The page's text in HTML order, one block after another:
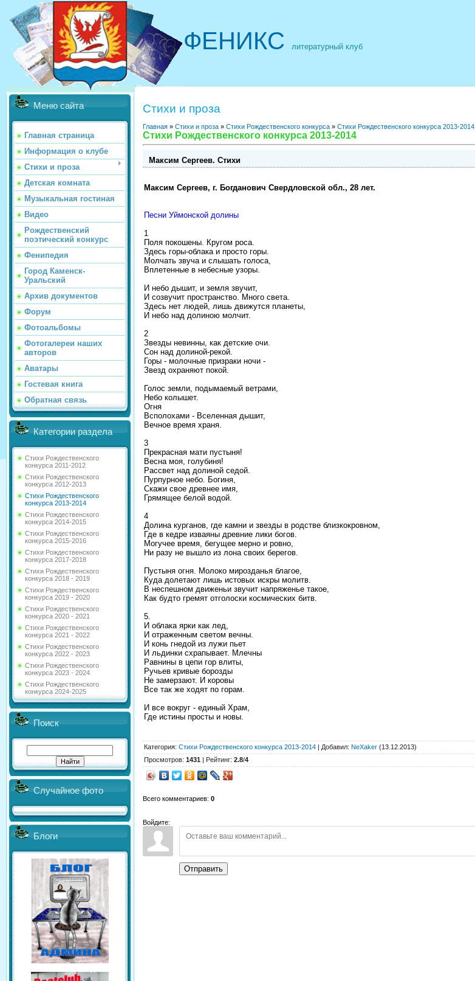
ФЕНИКС литературный клуб
Меню сайта
Главная страница
Информация о клубе
Стихи и проза
Детская комната
Музыкальная гостиная
Видео
Рождественский
поэтический конкурс
Фенипедия
Город Каменск-
Уральский
Архив документов
Форум
Фотоальбомы
Фотогалереи наших
авторов
Аватары
Гостевая книга
Обратная связь
Категории раздела
Стихи Рождественского
конкурса 2011-2012
Стихи Рождественского
конкурса 2012-2013
Стихи Рождественского
конкурса 2013-2014
Стихи Рождественского
конкурса 2014-2015
Стихи Рождественского
конкурса 2015-2016
Стихи Рождественского
конкурса 2017-2018
Стихи Рождественского
конкурса 2018 - 2019
Стихи Рождественского
конкурса 2019 - 2020
Стихи Рождественского
конкурса 2020 - 2021
Стихи Рождественского
конкурса 2021 - 2022
Стихи Рождественского
конкурса 2022 - 2023
Стихи Рождественского
конкурса 2023 - 2024
Стихи Рождественского
конкурса 2024-2025
Поиск
Случайное фото
Блоги
Стихи и проза
Главная » Стихи и проза » Стихи Рождественского конкурса » Стихи Рождественского конкурса 2013-2014
Стихи Рождественского конкурса 2013-2014
Максим Сергеев. Стихи
Максим Сергеев, г. Богданович Свердловской обл., 28 лет.
Песни Уймонской долины
1
Поля покошены. Кругом роса.
Здесь горы-облака и просто горы.
Молчать звуча и слышать голоса,
Вплетенные в небесные узоры.
И небо дышит, и земля звучит,
И созвучит пространство. Много света.
Здесь нет людей, лишь движутся планеты,
И небо над долиною молчит.
2
Звезды невинны, как детские очи.
Сон над долиной-рекой.
Горы - молочные призраки ночи -
Звезд охраняют покой.
Голос земли, подымаемый ветрами,
Небо колышет.
Огня
Всполохами - Вселенная дышит,
Вечное время храня.
3
Прекрасная мати пустыня!
Весна моя, голубиня!
Рассвет над долиной седой.
Пурпурное небо. Богиня,
Скажи свое древнее имя,
Грямящее белой водой.
4
Долина курганов, где камни и звезды в родстве близкокровном,
Где в кедре изваяны древние лики богов.
Могучее время, бегущее мерно и ровно,
Ни разу не вышло из лона своих берегов.
Пустыня огня. Молоко мирозданья благое,
Куда долетают лишь истовых искры молитв.
В неспешном движеньи звучит напряженье такое,
Как будто гремят отголоски космических битв.
5.
И облака ярки как лед,
И отраженным светом вечны.
И конь гнедой из лужи пьет
И льдинки схрапывает. Млечны
Равнины в цепи гор влиты,
Ручьев кривые борозды
Не замерзают. И коровы
Все так же ходят по горам.
И все вокруг - единый Храм,
Где истины просты и новы.
Категория: Стихи Рождественского конкурса 2013-2014 | Добавил: NeXaker (13.12.2013)
Просмотров: 1431 | Рейтинг: 2.8/4
Всего комментариев: 0
Войдите:
Отправить